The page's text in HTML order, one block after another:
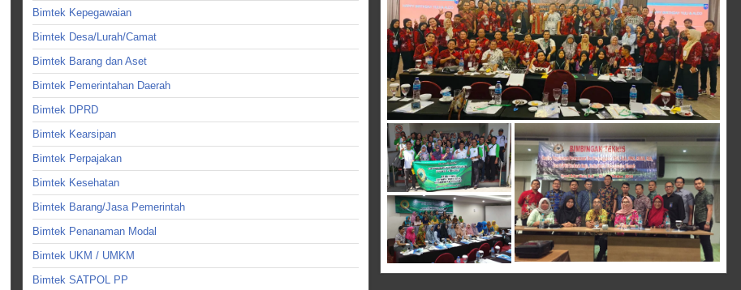
Bimtek Kepegawaian
Bimtek Desa/Lurah/Camat
Bimtek Barang dan Aset
Bimtek Pemerintahan Daerah
Bimtek DPRD
Bimtek Kearsipan
Bimtek Perpajakan
Bimtek Kesehatan
Bimtek Barang/Jasa Pemerintah
Bimtek Penanaman Modal
Bimtek UKM / UMKM
Bimtek SATPOL PP